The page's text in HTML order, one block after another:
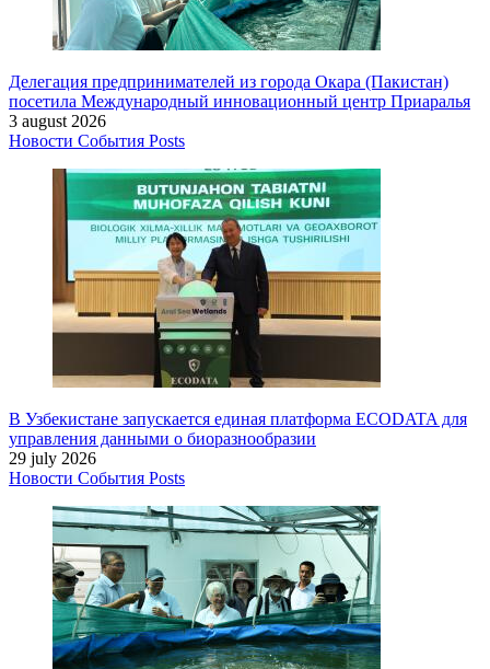
Делегация предпринимателей из города Окара (Пакистан)
посетила Международный инновационный центр Приаралья
3 august 2026
Новости События Posts
В Узбекистане запускается единая платформа ECODATA для
управления данными о биоразнообразии
29 july 2026
Новости События Posts